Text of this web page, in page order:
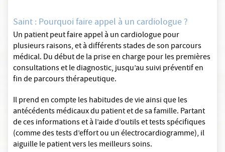
Saint : Pourquoi faire appel à un cardiologue ?
Un patient peut faire appel à un cardiologue pour
plusieurs raisons, et à différents stades de son parcours
médical. Du début de la prise en charge pour les premières
consultations et le diagnostic, jusqu’au suivi préventif en
fin de parcours thérapeutique.
Il prend en compte les habitudes de vie ainsi que les
antécédents médicaux du patient et de sa famille. Partant
de ces informations et à l’aide d’outils et tests spécifiques
(comme des tests d’effort ou un électrocardiogramme), il
aiguille le patient vers les meilleurs soins.